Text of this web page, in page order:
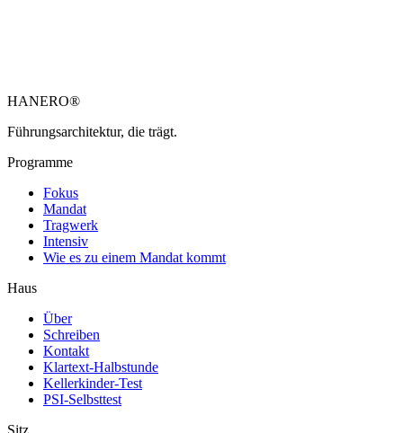
HANERO®
Führungsarchitektur, die trägt.
Programme
Fokus
Mandat
Tragwerk
Intensiv
Wie es zu einem Mandat kommt
Haus
Über
Schreiben
Kontakt
Klartext-Halbstunde
Kellerkinder-Test
PSI-Selbsttest
Sitz